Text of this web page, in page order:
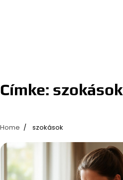
Címke: szokások
Home szokások